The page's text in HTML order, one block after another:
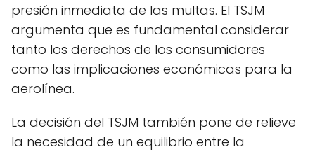
presión inmediata de las multas. El TSJM
argumenta que es fundamental considerar
tanto los derechos de los consumidores
como las implicaciones económicas para la
aerolínea.
La decisión del TSJM también pone de relieve
la necesidad de un equilibrio entre la